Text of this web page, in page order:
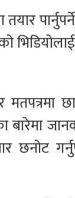
तयार
मतपत्रमा
छनोट